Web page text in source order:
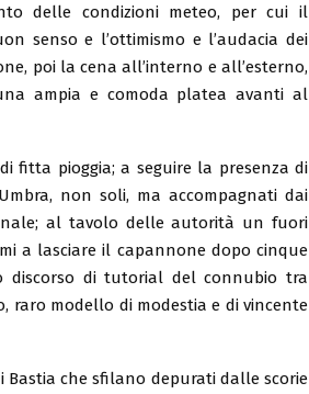
delle condizioni meteo, per cui il
senso e l’ottimismo e l’audacia dei
poi la cena all’interno e all’esterno,
ampia e comoda platea avanti al
fitta pioggia; a seguire la presenza di
non soli, ma accompagnati dai
al tavolo delle autorità un fuori
a lasciare il capannone dopo cinque
discorso di tutorial del connubio tra
raro modello di modestia e di vincente
Bastia che sfilano depurati dalle scorie